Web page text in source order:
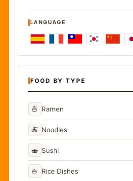
LANGUAGE
FOOD BY TYPE
🍜 Ramen
🍝 Noodles
🍣 Sushi
🍚 Rice Dishes